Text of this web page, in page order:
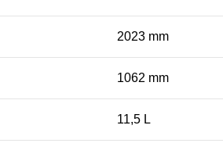
2023 mm
1062 mm
11,5 L